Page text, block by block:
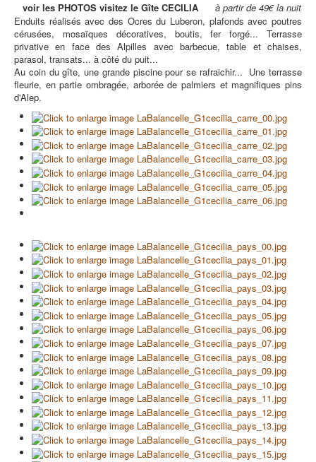
voir les PHOTOS visitez le Gîte CECILIA
à partir de 49€ la nuit
Enduits réalisés avec des Ocres du Luberon, plafonds avec poutres
cérusées, mosaïques décoratives, boutis, fer forgé... Terrasse
privative en face des Alpilles avec barbecue, table et chaises,
parasol, transats... à côté du puit...
Au coin du gîte, une grande piscine pour se rafraichir... Une terrasse
fleurie, en partie ombragée, arborée de palmiers et magnifiques pins
d'Alep.